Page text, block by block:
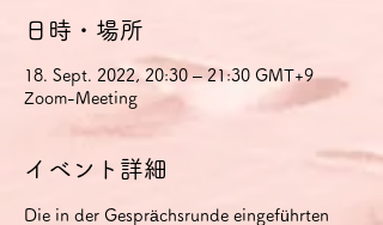
日時・場所
18. Sept. 2022, 20:30 – 21:30 GMT+9
Zoom-Meeting
イベント詳細
Die in der Gesprächsrunde eingeführten